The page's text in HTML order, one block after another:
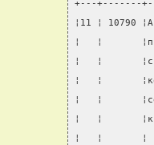
+---+-------
¦11 ¦ 10790
¦   ¦
¦   ¦
¦   ¦
¦   ¦
¦   ¦
¦   ¦       ¦